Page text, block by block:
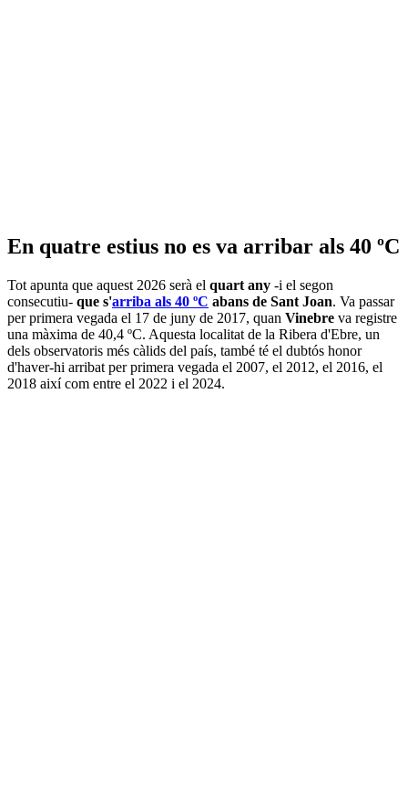
En quatre estius no es va arribar als 40 ºC
Tot apunta que aquest 2026 serà el quart any -i el segon
consecutiu- que s'arriba als 40 ºC abans de Sant Joan. Va passar
per primera vegada el 17 de juny de 2017, quan Vinebre va registre
una màxima de 40,4 ºC. Aquesta localitat de la Ribera d'Ebre, un
dels observatoris més càlids del país, també té el dubtós honor
d'haver-hi arribat per primera vegada el 2007, el 2012, el 2016, el
2018 així com entre el 2022 i el 2024.